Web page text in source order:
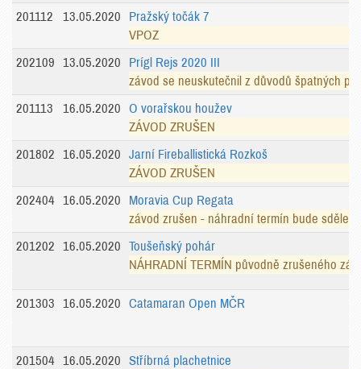
201112
13.05.2020
Pražský točák 7
VPOZ
202109
13.05.2020
Prígl Rejs 2020 III
závod se neuskutečnil z důvodů špatných
201113
16.05.2020
O vorařskou houžev
ZÁVOD ZRUŠEN
201802
16.05.2020
Jarní Fireballistická Rozkoš
ZÁVOD ZRUŠEN
202404 16.05.2020
Moravia Cup Regata
závod zrušen - náhradní termín bude sdělen
201202
16.05.2020
Toušeňský pohár
NÁHRADNÍ TERMÍN původně zrušeného
201303 16.05.2020 Catamaran Open MČR
201504 16.05.2020
Stříbrná plachetnice